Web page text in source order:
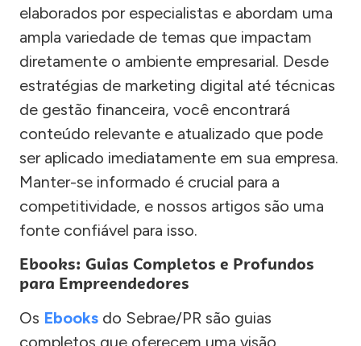
elaborados por especialistas e abordam uma
ampla variedade de temas que impactam
diretamente o ambiente empresarial. Desde
estratégias de marketing digital até técnicas
de gestão financeira, você encontrará
conteúdo relevante e atualizado que pode
ser aplicado imediatamente em sua empresa.
Manter-se informado é crucial para a
competitividade, e nossos artigos são uma
fonte confiável para isso.
Ebooks: Guias Completos e Profundos
para Empreendedores
Os Ebooks do Sebrae/PR são guias
completos que oferecem uma visão